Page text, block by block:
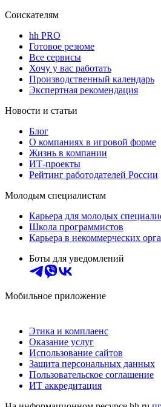
Соискателям
hh PRO
Готовое резюме
Все сервисы
Хочу у вас работать
Производственный календарь
Экспертная рекомендация
Новости и статьи
Блог
О компаниях в игровой форме
Жизнь в компании
ИТ-проекты
Рейтинг работодателей России
Молодым специалистам
Карьера для молодых
Школа программистов
Карьера в некоммерческих
Боты для уведомлений
Мобильное приложение
Этика и комплаенс
Оказание услуг
Использование сайтов
Защита персональных данных
Пользовательское соглашение
ИТ аккредитация